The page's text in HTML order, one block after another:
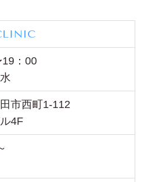
：00
市西町1-112
4F